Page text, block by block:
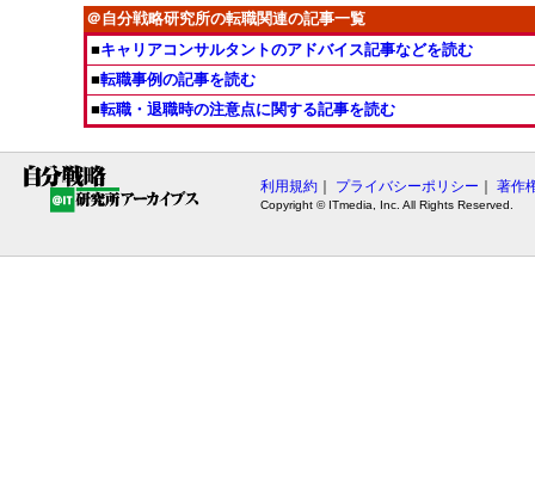
＠自分戦略研究所の転職関連の記事一覧
■キャリアコンサルタントのアドバイス記事などを読む
■転職事例の記事を読む
■転職・退職時の注意点に関する記事を読む
利用規約 プライバシーポリシー 著作
Copyright © ITmedia, Inc. All Rights Reserved.